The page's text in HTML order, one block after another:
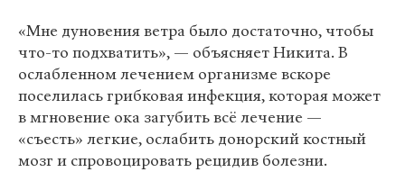
«Мне дуновения ветра было достаточно, чтобы
что-то подхватить», — объясняет Никита. В
ослабленном лечением организме вскоре
поселилась грибковая инфекция, которая может
в мгновение ока загубить всё лечение —
«съесть» легкие, ослабить донорский костный
мозг и спровоцировать рецидив болезни.